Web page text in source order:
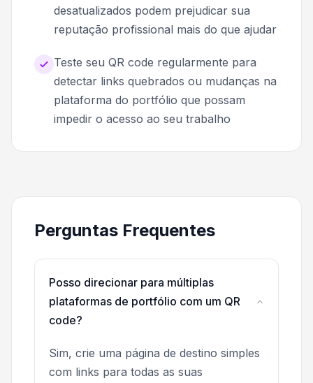
desatualizados podem prejudicar sua
reputação profissional mais do que ajudar
Teste seu QR code regularmente para
detectar links quebrados ou mudanças na
plataforma do portfólio que possam
impedir o acesso ao seu trabalho
Perguntas Frequentes
Posso direcionar para múltiplas
plataformas de portfólio com um QR
code?
Sim, crie uma página de destino simples
com links para todas as suas